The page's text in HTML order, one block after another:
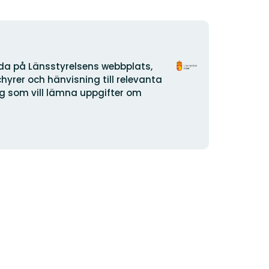
på Länsstyrelsens webbplats,
och hänvisning till relevanta
som vill lämna uppgifter om
Organisationens